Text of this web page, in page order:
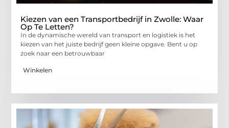
Kiezen van een Transportbedrijf in Zwolle: Waar
Op Te Letten?
In de dynamische wereld van transport en logistiek is het
kiezen van het juiste bedrijf geen kleine opgave. Bent u op
zoek naar een betrouwbaar
Winkelen